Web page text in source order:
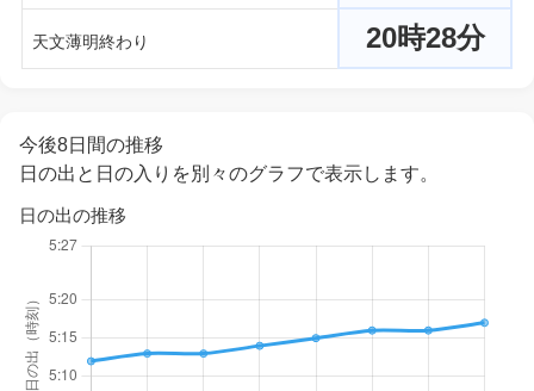
天文薄明終わり 20時28分
今後8日間の推移
日の出と日の入りを別々のグラフで表示します。
日の出の推移